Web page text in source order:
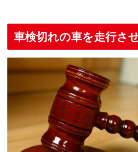
車検切れの車を走行さ